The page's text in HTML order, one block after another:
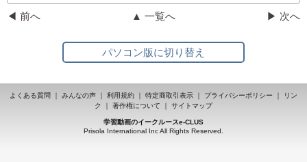
◀ 前へ ▲ 一覧へ ▶ 次へ
パソコン版に切り替え
よくある質問 みんなの声 利用規約 特定商取引表示 プライバシーポリシー
リン
ク
著作権について サイトマップ
学習動画のイークルースe-CLUS
Prisola International Inc All Rights Reserved.